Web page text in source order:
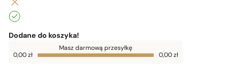
Dodane do koszyka!
Do
darmowej
Masz darmową przesyłkę
0,00zł 0,00 zł